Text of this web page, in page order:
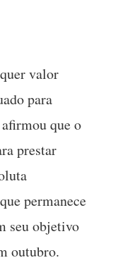
valor
para
que o
prestar
permanece
seu objetivo
outubro.